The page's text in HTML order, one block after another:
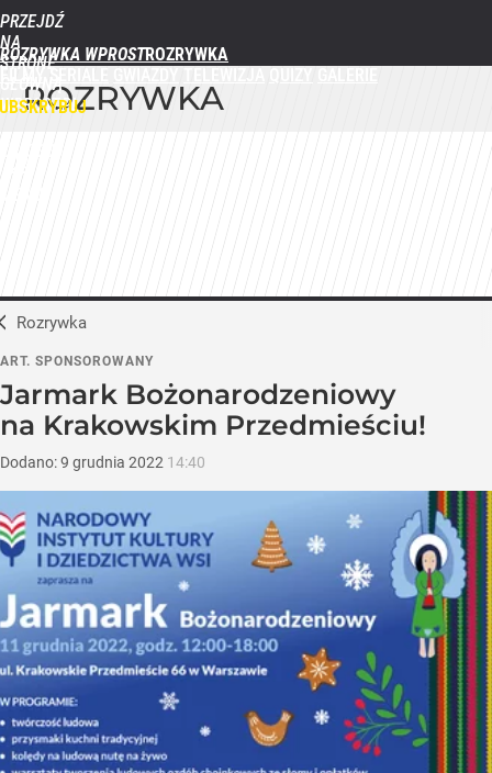
PRZEJDŹ
NA
STRONĘ
GŁÓWNĄ
WPROST.PL
ROZRYWKA WPROST
ROZRYWKA
Rozrywka
ART. SPONSOROWANY
Jarmark Bożonarodzeniowy
na Krakowskim Przedmieściu!
Dodano:9 grudnia 2022 14:40